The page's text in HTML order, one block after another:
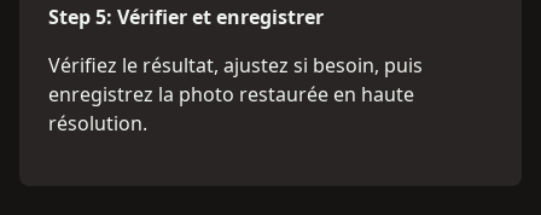
Step5: Vérifier et enregistrer
Vérifiez le résultat, ajustez si besoin, puis
enregistrez la photo restaurée en haute
résolution.